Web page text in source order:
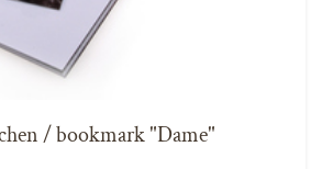
/ bookmark "Dame"